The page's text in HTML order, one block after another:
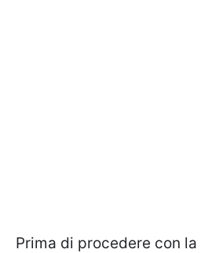
Prima di procedere con